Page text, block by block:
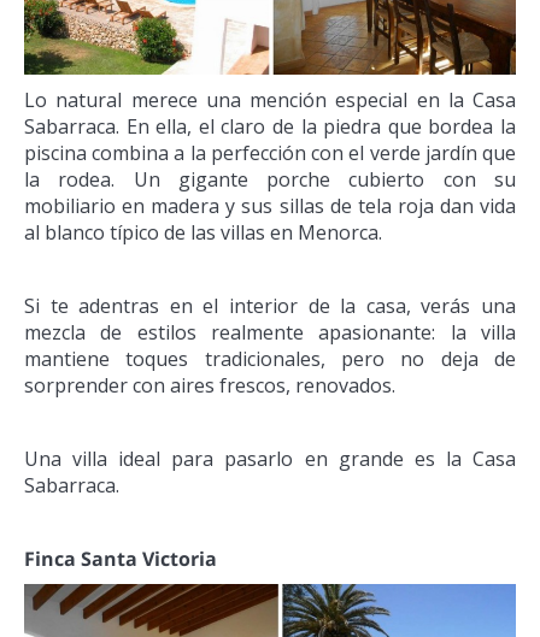
Lo natural merece una mención especial en la Casa
Sabarraca. En ella, el claro de la piedra que bordea la
piscina combina a la perfección con el verde jardín que
la rodea. Un gigante porche cubierto con su
mobiliario en madera y sus sillas de tela roja dan vida
al blanco típico de las villas en Menorca.
Si te adentras en el interior de la casa, verás una
mezcla de estilos realmente apasionante: la villa
mantiene toques tradicionales, pero no deja de
sorprender con aires frescos, renovados.
Una villa ideal para pasarlo en grande es la Casa
Sabarraca.
Finca Santa Victoria